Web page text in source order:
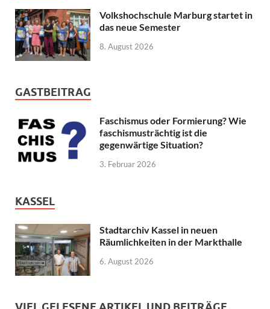
Volkshochschule Marburg startet in
das neue Semester
8. August 2026
GASTBEITRAG
Faschismus oder Formierung? Wie
faschismusträchtig ist die
gegenwärtige Situation?
3. Februar 2026
KASSEL
Stadtarchiv Kassel in neuen
Räumlichkeiten in der Markthalle
6. August 2026